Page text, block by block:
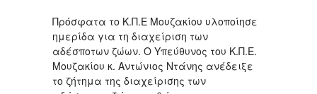
Πρόσφατα το Κ.Π.Ε Μουζακίου υλοποίησε
ημερίδα για τη διαχείριση των
αδέσποτων ζώων. O Υπεύθυνος του Κ.Π.Ε.
Μουζακίου κ. Αντώνιος Ντάνης ανέδειξε
το ζήτημα της διαχείρισης των